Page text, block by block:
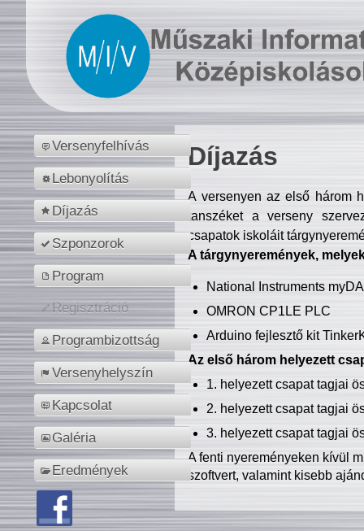
Versenyfelhívás
Lebonyolítás
Díjazás
Szponzorok
Program
Regisztráció
Programbizottság
Versenyhelyszín
Kapcsolat
Galéria
Eredmények
Díjazás
A versenyen az első három
tanszéket a verseny
csapatok iskoláit
A tárgynyeremények,
National Instruments
OMRON CP1LE PLC
Arduino fejlesztő kit
Az első három helyezett
1. helyezett csapat tagjai
2. helyezett csapat tagjai
3. helyezett csapat tagjai
A fenti nyereményeken kívül
szoftvert, valamint kisebb